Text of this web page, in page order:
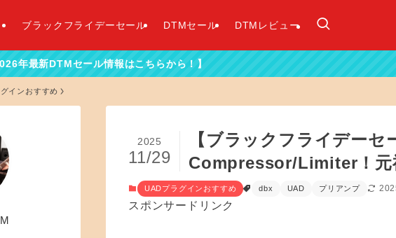
ブラックフライデーセール DTMセール DTMレビュー
こちらから！】
インおすすめ
【ブラックフライデー
Compressor/Limiter！元
2025
11/29
UADプラグインおすすめ dbx UAD プリアンプ
スポンサードリンク